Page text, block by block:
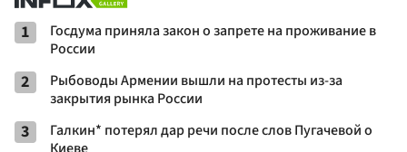
1
Госдума приняла закон о запрете на проживание в
России
2
Рыбоводы Армении вышли на протесты из-за
закрытия рынка России
3
Галкин* потерял дар речи после слов Пугачевой о